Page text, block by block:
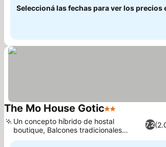
Seleccioná las fechas para ver los precios
The Mo House Gotic2 Estrellas
7,2
Un concepto híbrido de hostal
boutique, Balcones tradicionales
españoles